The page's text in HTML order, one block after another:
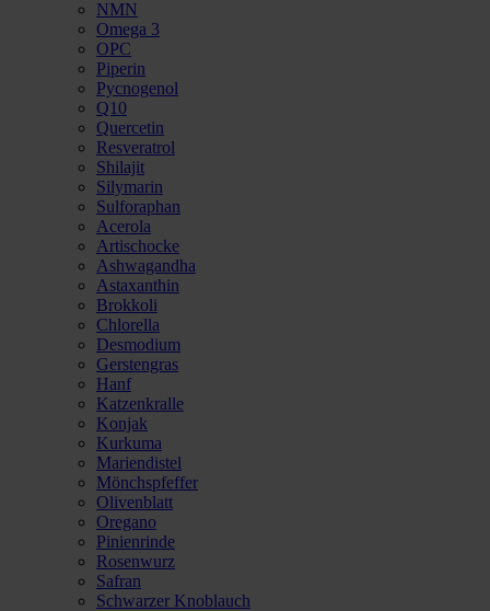
NMN
Omega 3
OPC
Piperin
Pycnogenol
Q10
Quercetin
Resveratrol
Shilajit
Silymarin
Sulforaphan
Acerola
Artischocke
Ashwagandha
Astaxanthin
Brokkoli
Chlorella
Desmodium
Gerstengras
Hanf
Katzenkralle
Konjak
Kurkuma
Mariendistel
Mönchspfeffer
Olivenblatt
Oregano
Pinienrinde
Rosenwurz
Safran
Schwarzer Knoblauch